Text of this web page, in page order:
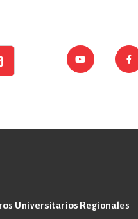
Universitarios Regionales